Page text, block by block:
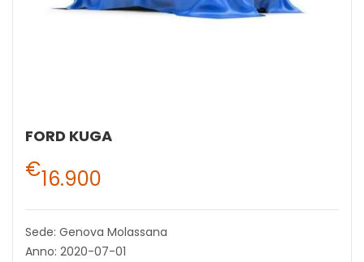
FORD KUGA
€16.900
Sede: Genova Molassana
Anno: 2020-07-01